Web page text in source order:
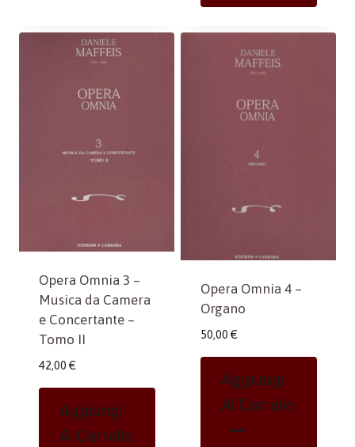
Opera Omnia 3 –
Musica da Camera
e Concertante –
Tomo II
42,00 €
Aggiungi
Al Carrello
Opera Omnia 4 –
Organo
50,00 €
Aggiungi
Al Carrello